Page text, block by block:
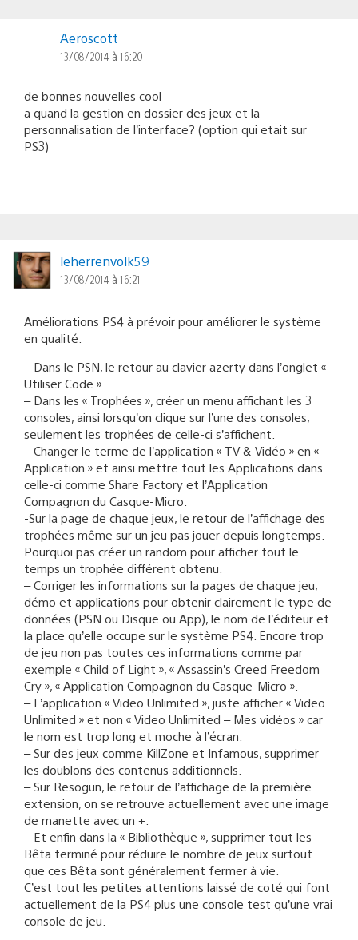
Aeroscott
13/08/2014 à 16:20
de bonnes nouvelles cool
a quand la gestion en dossier des jeux et la
personnalisation de l’interface? (option qui etait sur
PS3)
leherrenvolk59
13/08/2014 à 16:21
Améliorations PS4 à prévoir pour améliorer le système
en qualité.
– Dans le PSN, le retour au clavier azerty dans l’onglet «
Utiliser Code ».
– Dans les « Trophées », créer un menu affichant les 3
consoles, ainsi lorsqu’on clique sur l’une des consoles,
seulement les trophées de celle-ci s’affichent.
– Changer le terme de l’application « TV & Vidéo » en «
Application » et ainsi mettre tout les Applications dans
celle-ci comme Share Factory et l’Application
Compagnon du Casque-Micro.
-Sur la page de chaque jeux, le retour de l’affichage des
trophées même sur un jeu pas jouer depuis longtemps.
Pourquoi pas créer un random pour afficher tout le
temps un trophée différent obtenu.
– Corriger les informations sur la pages de chaque jeu,
démo et applications pour obtenir clairement le type de
données (PSN ou Disque ou App), le nom de l’éditeur et
la place qu’elle occupe sur le système PS4. Encore trop
de jeu non pas toutes ces informations comme par
exemple « Child of Light », « Assassin’s Creed Freedom
Cry », « Application Compagnon du Casque-Micro ».
– L’application « Video Unlimited », juste afficher « Video
Unlimited » et non « Video Unlimited – Mes vidéos » car
le nom est trop long et moche à l’écran.
– Sur des jeux comme KillZone et Infamous, supprimer
les doublons des contenus additionnels.
– Sur Resogun, le retour de l’affichage de la première
extension, on se retrouve actuellement avec une image
de manette avec un +.
– Et enfin dans la « Bibliothèque », supprimer tout les
Bêta terminé pour réduire le nombre de jeux surtout
que ces Bêta sont généralement fermer à vie.
C’est tout les petites attentions laissé de coté qui font
actuellement de la PS4 plus une console test qu’une vrai
console de jeu.